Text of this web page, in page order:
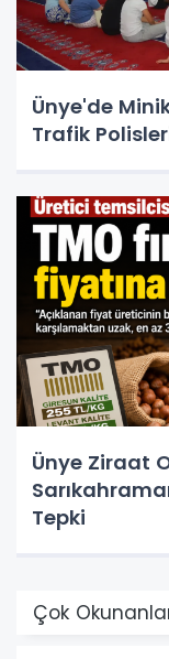
Ünye'de
Trafik
Ünye Ziraat
Tepki
Çok